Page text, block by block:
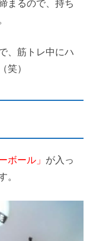
まるので、持ち
、筋トレ中にハ
笑）
ボール」 が入っ
。